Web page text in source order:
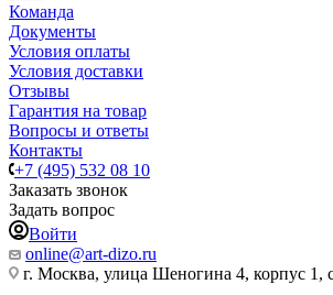
Команда
Документы
Условия оплаты
Условия доставки
Отзывы
Гарантия на товар
Вопросы и ответы
Контакты
+7 (495) 532 08 10
Заказать звонок
Задать вопрос
Войти
online@art-dizo.ru
г. Москва, улица Шеногина 4, корпус 1,